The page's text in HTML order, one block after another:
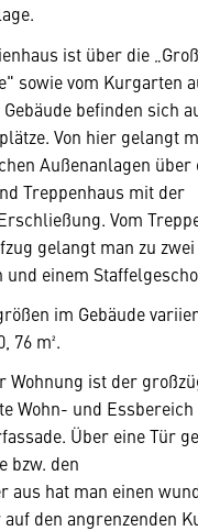
ist über die
sowie vom Kurgarten
befinden sich
Von hier gelangt
Außenanlagen über
Treppen­haus mit der
Vom
gelangt man zu zwei
und einem
im Gebäude
76 m².
Wohnung ist der
Wohn- und
Über eine Tür
bzw. den
aus hat man einen
den angrenzenden